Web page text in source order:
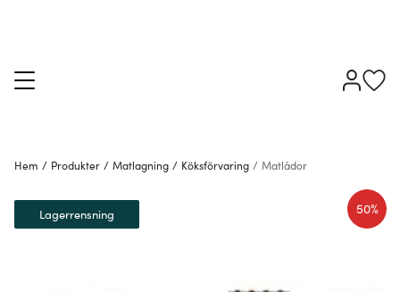
Hem / Produkter / Matlagning / Köksförvaring / Matlådor
50%
Lagerrensning